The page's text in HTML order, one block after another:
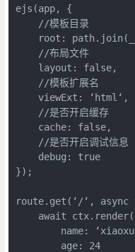
ejs(app, {
    //模板目录
root:
    //布局文件
    layout: false,
    //模板扩展名
    viewExt: ‘html‘,
    //是否开启缓存
    cache: false,
    //是否开启调试信息
    debug: true
});
route.get(‘/‘,
await
name:
        age: 24